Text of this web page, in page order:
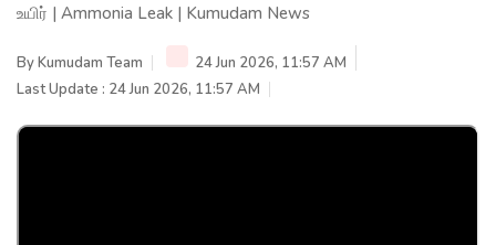
உயிர் | Ammonia Leak | Kumudam News
ByKumudam Team
24 Jun 2026, 11:57 AM
Last Update : 24 Jun 2026, 11:57 AM